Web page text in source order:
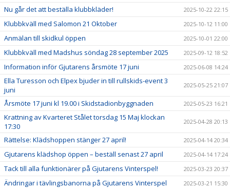
Nu går det att beställa klubbkläder! 2025-10-22 22:15
Klubbkväll med Salomon 21 Oktober 2025-10-12 11:00
Anmälan till skidkul öppen 2025-10-01 22:00
Klubbkväll med Madshus söndag 28 september 2025 2025-09-12 18:52
Information inför Gjutarens årsmöte 17 juni 2025-06-08 14:24
Ella Turesson och Elpex bjuder in till rullskids-event 3
juni
2025-05-25 21:07
Årsmöte 17 juni kl 19.00 i Skidstadionbyggnaden 2025-05-23 16:21
Krattning av Kvarteret Stålet torsdag 15 Maj klockan
17:30
2025-04-28 20:13
Rättelse: Klädshoppen stänger 27 april! 2025-04-14 20:34
Gjutarens klädshop öppen – beställ senast 27 april 2025-04-14 17:24
Tack till alla funktionärer på Gjutarens Vinterspel! 2025-03-23 20:37
Ändringar i tävlingsbanorna på Gjutarens Vinterspel 2025-03-21 15:30